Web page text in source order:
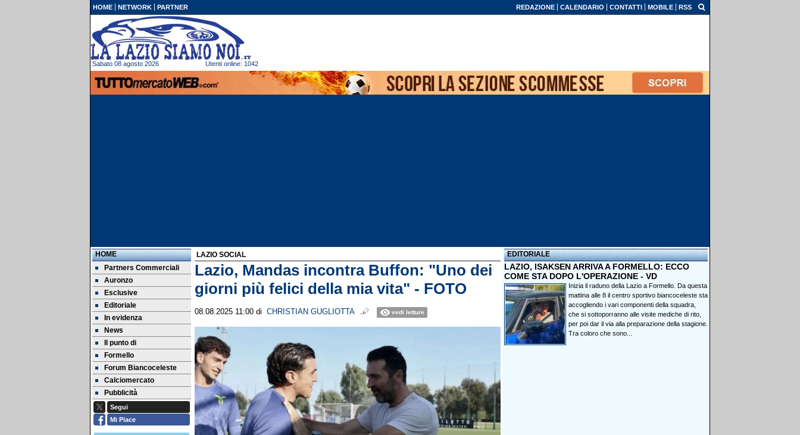
HOME NETWORK PARTNER REDAZIONE CALENDARIO CONTATTI MOBILE RSS
Sabato 08 agosto 2026 Utenti online: 1042
HOME
Partners Commerciali
Auronzo
Esclusive
Editoriale
In evidenza
News
Il punto di
Formello
Forum Biancoceleste
Calciomercato
Pubblicità
Segui
Mi Piace
LAZIO SOCIAL
Lazio, Mandas incontra Buffon: "Uno dei
giorni più felici della mia vita" - FOTO
08.08.2025 11:00 di CHRISTIAN GUGLIOTTA vedi letture
EDITORIALE
LAZIO, ISAKSEN ARRIVA A FORMELLO: ECCO
COME STA DOPO L'OPERAZIONE - VD
Inizia il raduno della Lazio a Formello. Da questa
mattina alle 8 il centro sportivo biancoceleste sta
accogliendo i vari componenti della squadra,
che si sottoporranno alle visite mediche di rito,
per poi dar il via alla preparazione della stagione.
Tra coloro che sono...